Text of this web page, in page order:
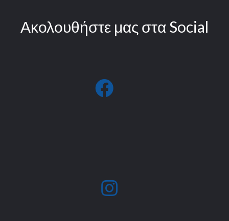
Ακολουθήστε μας στα Social
facebook
fa-
instagram